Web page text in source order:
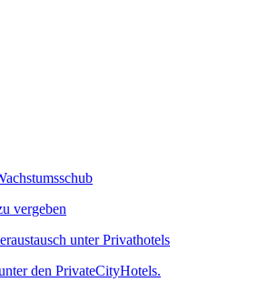
vergeben
unter Privathotels
den PrivateCityHotels.